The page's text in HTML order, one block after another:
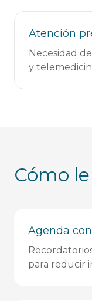
Atención
Necesidad
y
Cómo
Agenda
para reducir